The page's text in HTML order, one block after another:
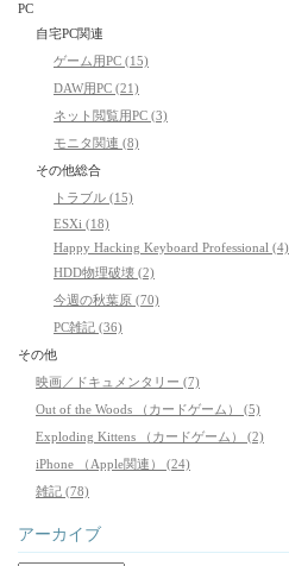
PC
自宅PC関連
ゲーム用PC (15)
DAW用PC (21)
ネット閲覧用PC (3)
モニタ関連 (8)
その他総合
トラブル (15)
ESXi (18)
Happy Hacking Keyboard Professional (4)
HDD物理破壊 (2)
今週の秋葉原 (70)
PC雑記 (36)
その他
映画／ドキュメンタリー (7)
Out of the Woods （カードゲーム） (5)
Exploding Kittens （カードゲーム） (2)
iPhone （Apple関連） (24)
雑記 (78)
アーカイブ